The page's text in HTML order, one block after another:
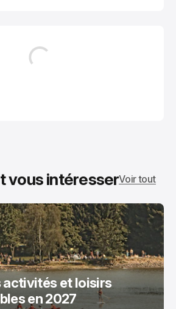
vous intéresserVoir tout
activités et loisirs
en 2027